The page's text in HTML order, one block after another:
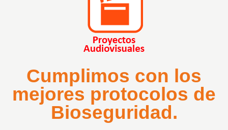
Cumplimos con los
mejores protocolos de
Bioseguridad.